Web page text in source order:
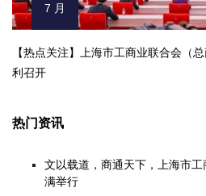
7 月
【热点关注】上海市工商业联合会（
利召开
热门资讯
文以载道，商通天下，上海市
满举行